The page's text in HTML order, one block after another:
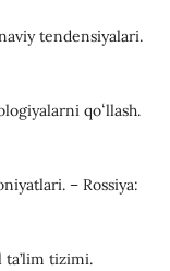
tendensiyalari.
qoʻllash.
– Rossiya:
ta’lim tizimi.